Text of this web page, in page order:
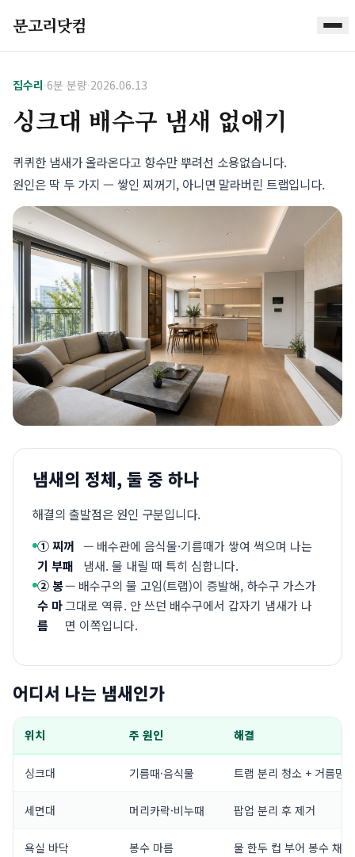
문고리닷컴
집수리·6분 분량·2026.06.13
싱크대 배수구 냄새 없애기
퀴퀴한 냄새가 올라온다고 향수만 뿌려선 소용없습니다.
원인은 딱 두 가지 — 쌓인 찌꺼기, 아니면 말라버린 트랩입니다.
냄새의 정체, 둘 중 하나
해결의 출발점은 원인 구분입니다.
① 찌꺼
기 부패
— 배수관에 음식물·기름때가 쌓여 썩으며 나는
냄새. 물 내릴 때 특히 심합니다.
② 봉
수 마
름
— 배수구의 물 고임(트랩)이 증발해, 하수구 가스가
그대로 역류. 안 쓰던 배수구에서 갑자기 냄새가 나
면 이쪽입니다.
어디서 나는 냄새인가
위치 주 원인 해결
싱크대 기름때·음식물 트랩 분리 청소 + 거름망
세면대 머리카락·비누때 팝업 분리 후 제거
욕실 바닥 봉수 마름 물 한두 컵 부어 봉수 채움